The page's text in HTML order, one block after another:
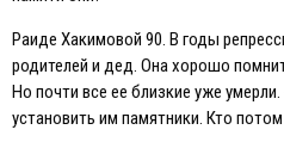
Раиде Хакимовой 90. В годы
родителей и дед. Она хорошо
Но почти все ее близкие уже
установить им памятники. Кто